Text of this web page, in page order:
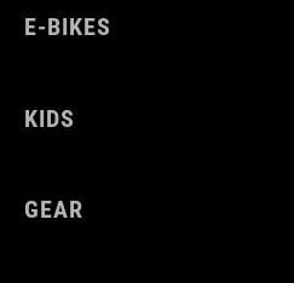
E-BIKES
KIDS
GEAR